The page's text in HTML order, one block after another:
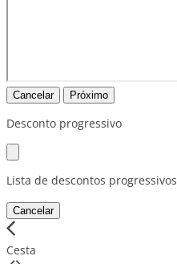
Cancelar Próximo
Desconto progressivo
Lista de descontos progressivos
Cancelar
Cesta